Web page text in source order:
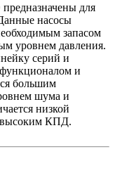
для
насосы
запасом
уровнем давления.
серий и
и
большим
шума и
низкой
высоким КПД.